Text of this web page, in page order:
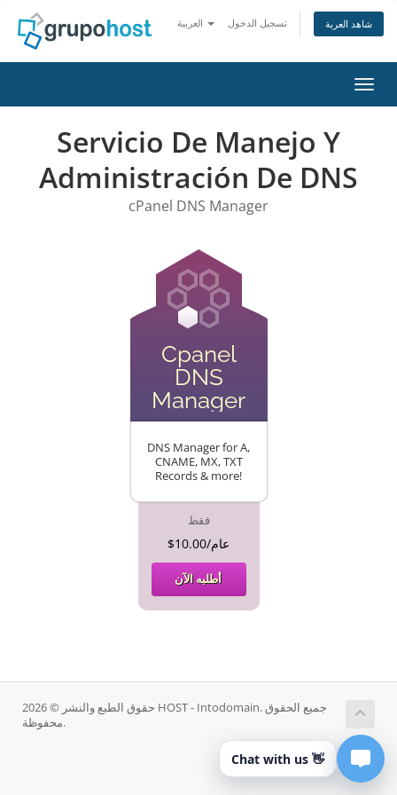
تسجيل الدخول شاهد العربة
Servicio De Manejo Y
Administración De DNS
cPanel DNS Manager
Cpanel
DNS
Manager
DNS Manager for A,
CNAME, MX, TXT
Records & more!
فقط
$10.00/عام
أطلبه الآن
حقوق الطبع والنشر © 2026 HOST - Intodomain. جميع الحقوق
محفوظة.
Chat with us 👋